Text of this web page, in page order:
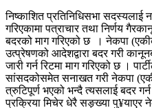
निष्काशित प्रतिनिधिसभा
गरिएकामा पत्राचार तथा निर्णय
बदरको माग गरिएको छ । नेकपा
उत्प्रेषणको आदेशद्वारा बदर गरी
जारी गर्न रिटमा माग गरिएको छ ।
सांसदकोसमेत सनाखत गरी नेकपा
त्रुटिपूर्ण भएको भन्दै त्यसलाई बदर
प्रक्रिया मिचेर धेरै सङ्ख्या पु¥याएर